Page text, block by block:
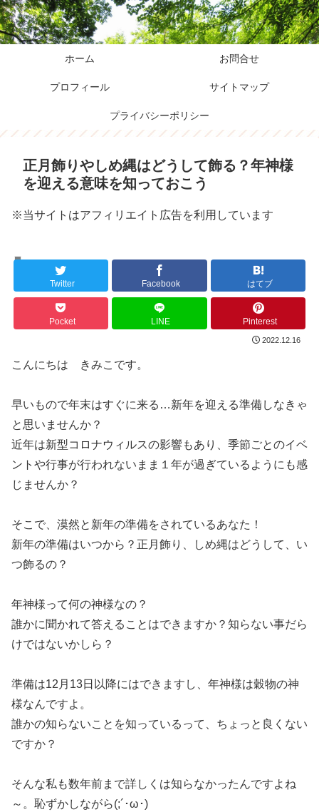
ホーム お問合せ
プロフィール サイトマップ
プライバシーポリシー
正月飾りやしめ縄はどうして飾る？年神様
を迎える意味を知っておこう
※当サイトはアフィリエイト広告を利用しています
Twitter Facebook はてブ
Pocket LINE Pinterest
2022.12.16
こんにちは きみこです。
早いもので年末はすぐに来る…新年を迎える準備しなきゃ
と思いませんか？
近年は新型コロナウィルスの影響もあり、季節ごとのイベ
ントや行事が行われないまま１年が過ぎているようにも感
じませんか？
そこで、漠然と新年の準備をされているあなた！
新年の準備はいつから？正月飾り、しめ縄はどうして、い
つ飾るの？
年神様って何の神様なの？
誰かに聞かれて答えることはできますか？知らない事だら
けではないかしら？
準備は12月13日以降にはできますし、年神様は穀物の神
様なんですよ。
誰かの知らないことを知っているって、ちょっと良くない
ですか？
そんな私も数年前まで詳しくは知らなかったんですよね
～。恥ずかしながら(;´･ω･)